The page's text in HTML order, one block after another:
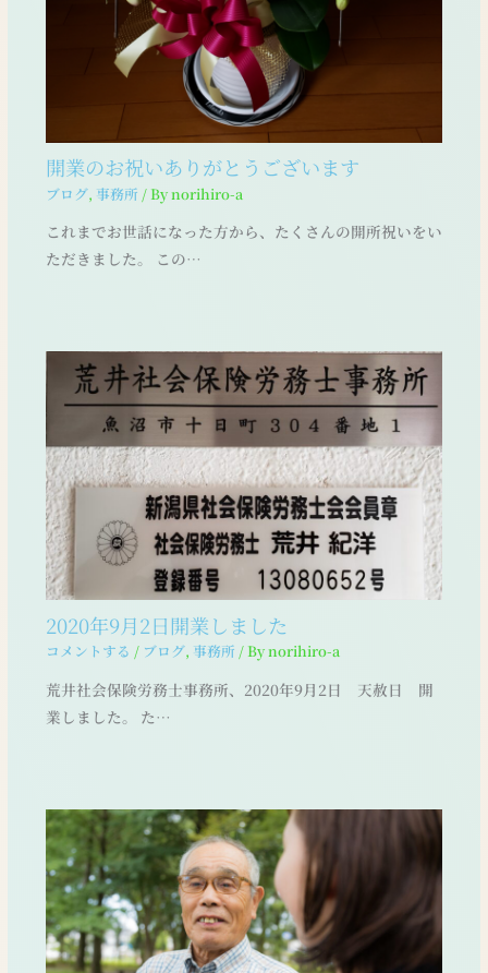
開業のお祝いありがとうございます
ブログ, 事務所 / Bynorihiro-a
これまでお世話になった方から、たくさんの開所祝いをい
ただきました。 この…
2020年9月2日開業しました
コメントする / ブログ, 事務所 / Bynorihiro-a
荒井社会保険労務士事務所、2020年9月2日 天赦日 開
業しました。 た…